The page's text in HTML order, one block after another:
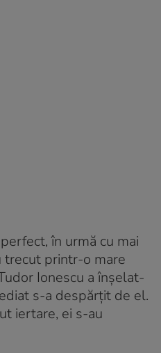
în urmă cu mai
trecut printr-o mare
Ionescu a înșelat-
s-a despărțit de el.
iertare, ei s-au